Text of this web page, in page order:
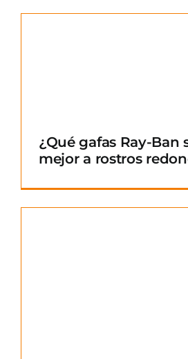
¿Qué gafas Ray-Ban
mejor a rostros